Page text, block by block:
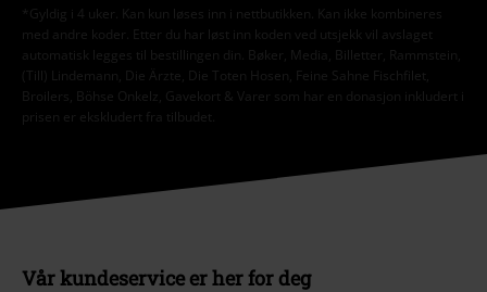
*Gyldig i 4 uker. Kan kun løses inn i nettbutikken. Kan ikke kombineres
med andre koder. Etter du har løst inn koden ved utsjekk vil avslaget
automatisk legges til bestillingen din. Bøker, Media, Billetter, Rammstein,
(Till) Lindemann, Die Ärzte, Die Toten Hosen, Feine Sahne Fischfilet,
Broilers, Böhse Onkelz, Gavekort & Varer som har en donasjon inkludert i
prisen er ekskludert fra tilbudet.
Vår kundeservice er her for deg